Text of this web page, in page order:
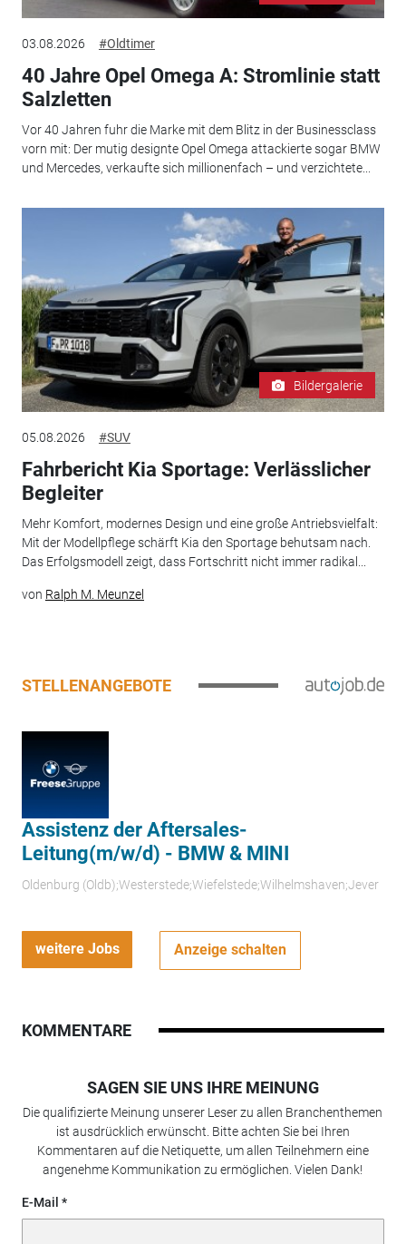
03.08.2026 #Oldtimer
40 Jahre Opel Omega A: Stromlinie statt
Salzletten
Vor 40 Jahren fuhr die Marke mit dem Blitz in der Businessclass
vorn mit: Der mutig designte Opel Omega attackierte sogar BMW
und Mercedes, verkaufte sich millionenfach – und verzichtete...
Bildergalerie
05.08.2026 #SUV
Fahrbericht Kia Sportage: Verlässlicher
Begleiter
Mehr Komfort, modernes Design und eine große Antriebsvielfalt:
Mit der Modellpflege schärft Kia den Sportage behutsam nach.
Das Erfolgsmodell zeigt, dass Fortschritt nicht immer radikal...
von Ralph M. Meunzel
STELLENANGEBOTE
Assistenz der Aftersales-
Leitung(m/w/d) - BMW & MINI
Oldenburg (Oldb);Westerstede;Wiefelstede;Wilhelmshaven;Jever
weitere Jobs Anzeige schalten
KOMMENTARE
SAGEN SIE UNS IHRE MEINUNG
Die qualifizierte Meinung unserer Leser zu allen Branchenthemen
ist ausdrücklich erwünscht. Bitte achten Sie bei Ihren
Kommentaren auf die Netiquette, um allen Teilnehmern eine
angenehme Kommunikation zu ermöglichen. Vielen Dank!
E-Mail